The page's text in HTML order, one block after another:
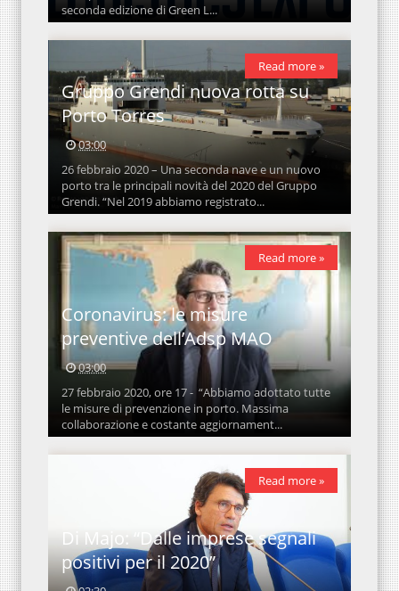
seconda edizione di Green L...
Gruppo Grendi nuova rotta su
Porto Torres
03:00
26 febbraio 2020 – Una seconda nave e un nuovo
porto tra le principali novità del 2020 del Gruppo
Grendi. “Nel 2019 abbiamo registrato...
Read more »
Coronavirus: le misure
preventive dell’Adsp MAO
03:00
27 febbraio 2020, ore 17 - “Abbiamo adottato tutte
le misure di prevenzione in porto. Massima
collaborazione e costante aggiornament...
Read more »
Di Majo: “Dalle imprese segnali
positivi per il 2020”
Read more »